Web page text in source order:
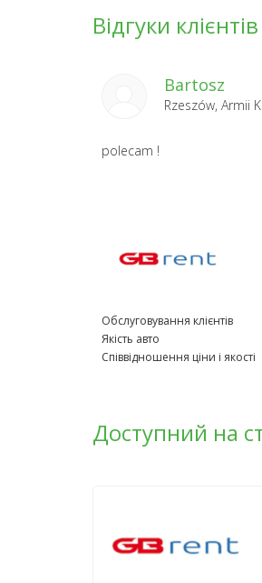
Відгуки клієнтів
Bartosz
polecam !
Обслуговування клієнтів
Якість авто
Співвідношення ціни і якості
Доступний на